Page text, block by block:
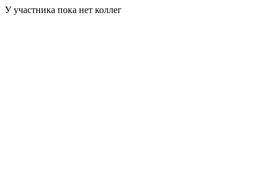
У участника пока нет коллег